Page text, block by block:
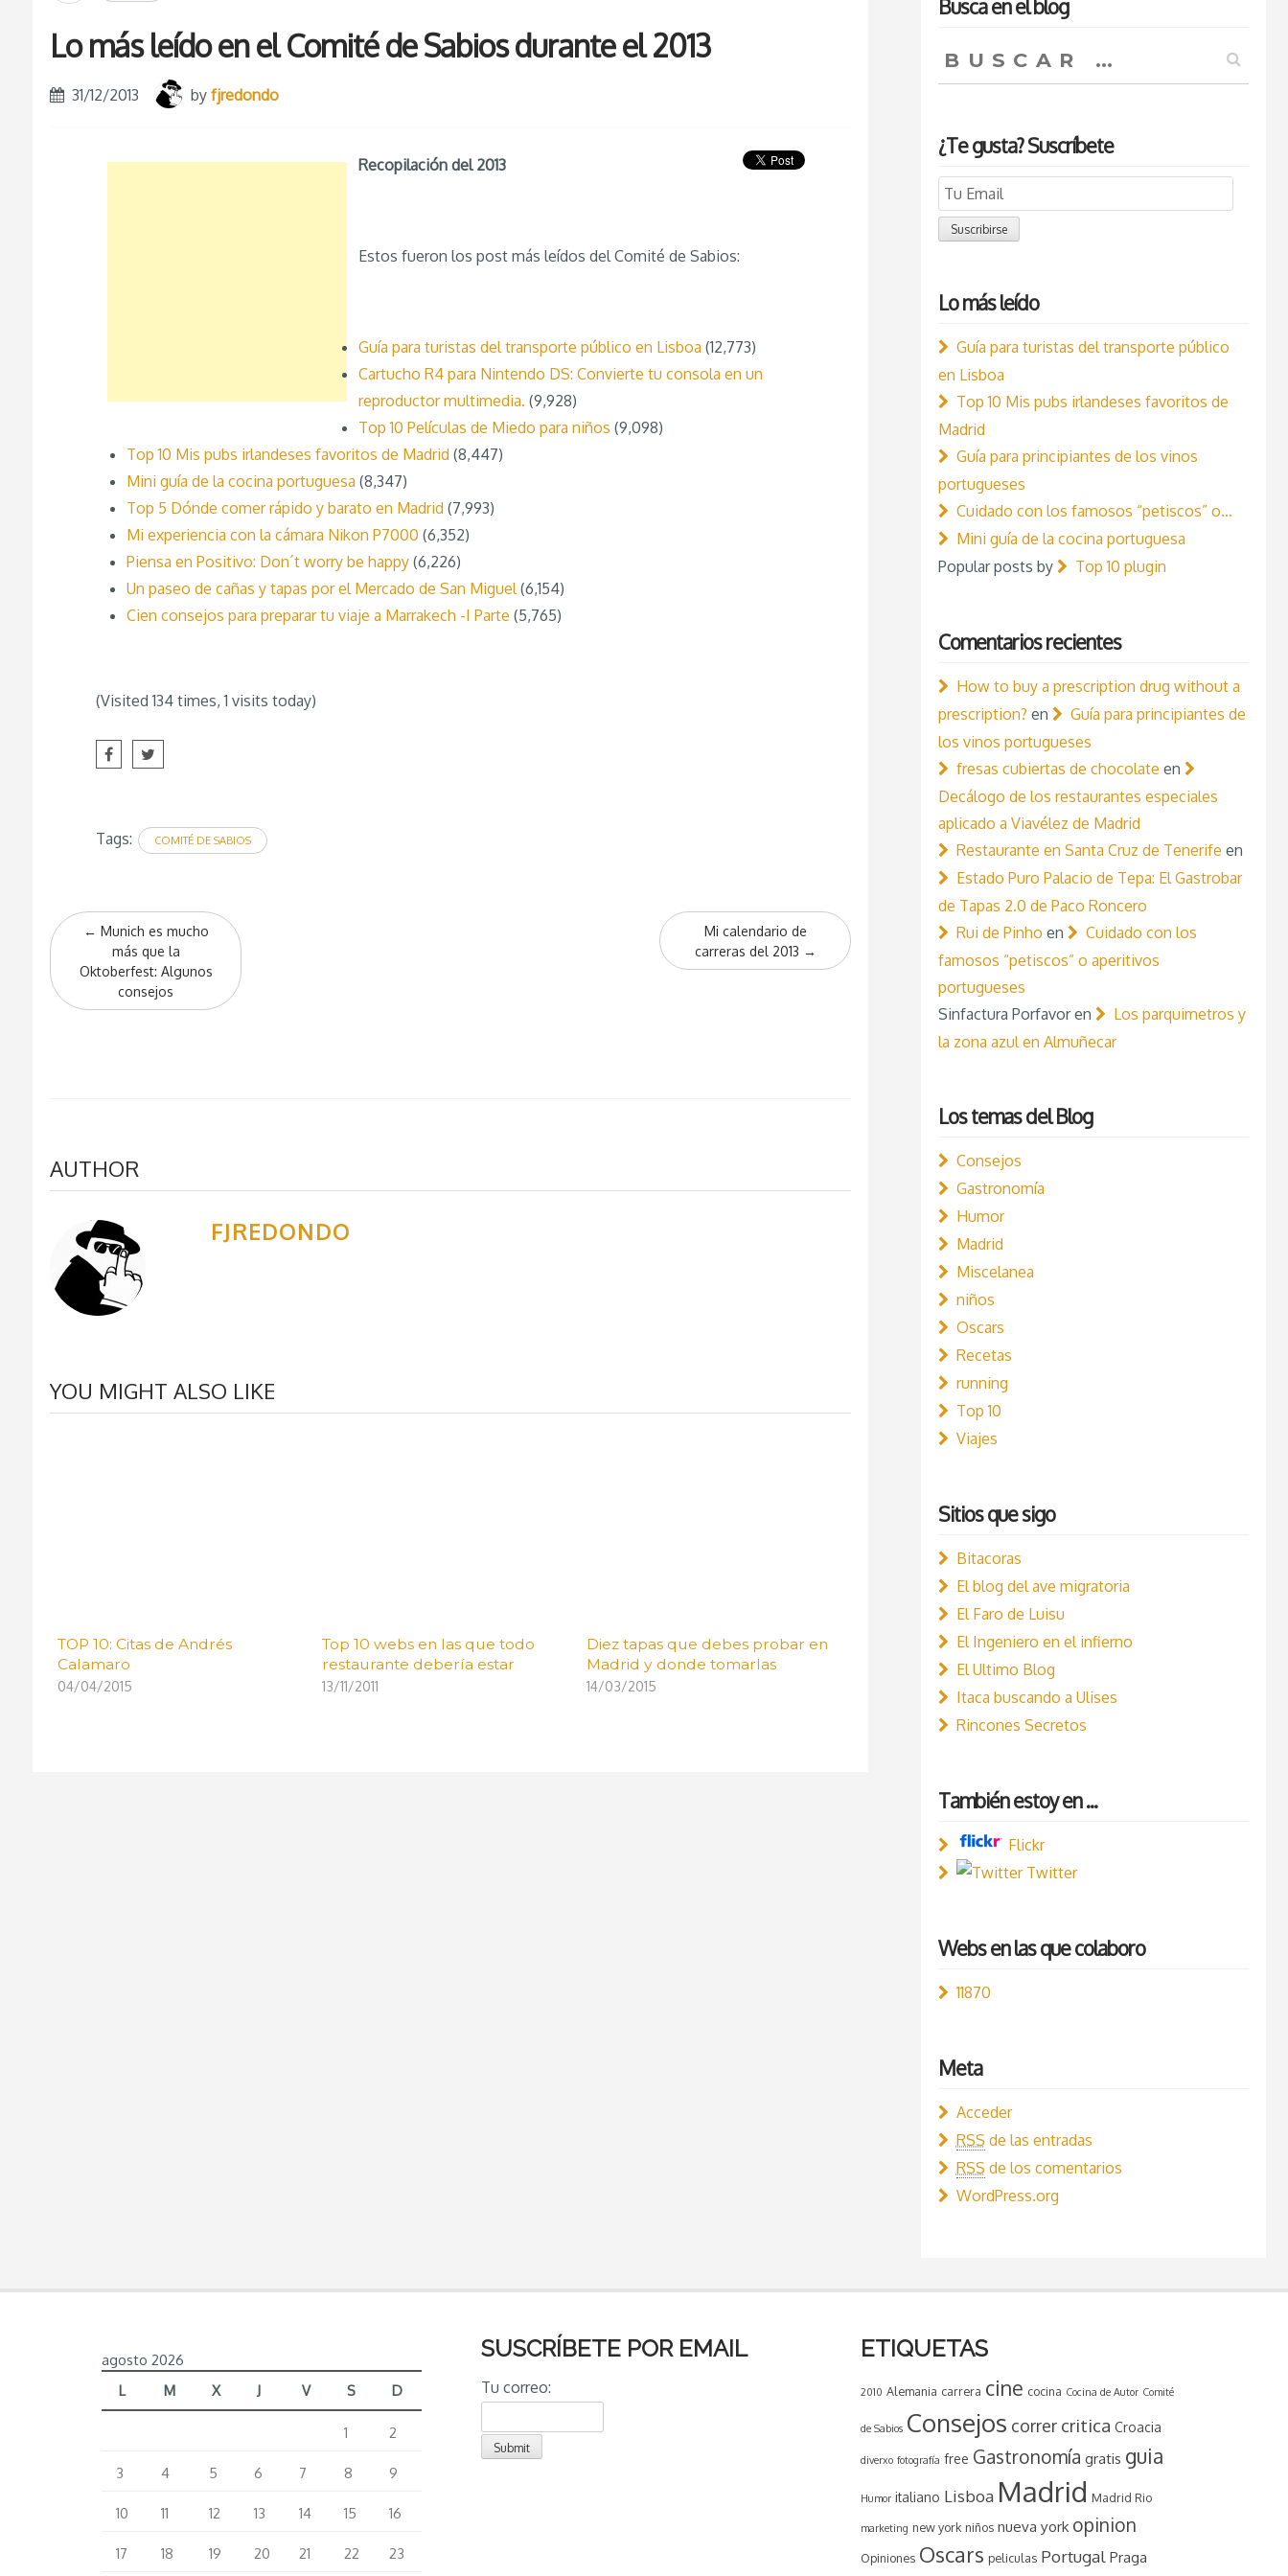
Lo más leído en el Comité de Sabios durante el 2013
31/12/2013 byfjredondo
Recopilación del 2013
Estos fueron los post más leídos del Comité de Sabios:
Guía para turistas del transporte público en Lisboa (12,773)
Cartucho R4 para Nintendo DS: Convierte tu consola en un
reproductor multimedia. (9,928)
Top 10 Películas de Miedo para niños (9,098)
Top 10 Mis pubs irlandeses favoritos de Madrid (8,447)
Mini guía de la cocina portuguesa (8,347)
Top 5 Dónde comer rápido y barato en Madrid (7,993)
Mi experiencia con la cámara Nikon P7000 (6,352)
Piensa en Positivo: Don´t worry be happy (6,226)
Un paseo de cañas y tapas por el Mercado de San Miguel (6,154)
Cien consejos para preparar tu viaje a Marrakech -I Parte (5,765)
(Visited 134 times, 1 visits today)
Tags: COMITÉ DE SABIOS
Post
navigation
← Munich es mucho
más que la
Oktoberfest: Algunos
consejos
Mi calendario de
carreras del 2013 →
AUTHOR
FJREDONDO
YOU MIGHT ALSO LIKE
TOP 10: Citas de Andrés
Calamaro
04/04/2015
Top 10 webs en las que todo
restaurante debería estar
13/11/2011
Diez tapas que debes probar en
Madrid y donde tomarlas
14/03/2015
Busca en el blog
Buscar:
¿Te gusta? Suscríbete
Email
Subscription
Suscribirse
Lo más leído
Guía para turistas del transporte público
en Lisboa
Top 10 Mis pubs irlandeses favoritos de
Madrid
Guía para principiantes de los vinos
portugueses
Cuidado con los famosos “petiscos” o…
Mini guía de la cocina portuguesa
Popular posts by
Top 10 plugin
Comentarios recientes
How to buy a prescription drug without a
prescription? en
Guía para principiantes de
los vinos portugueses
fresas cubiertas de chocolate en
Decálogo de los restaurantes especiales
aplicado a Viavélez de Madrid
Restaurante en Santa Cruz de Tenerife en
Estado Puro Palacio de Tepa: El Gastrobar
de Tapas 2.0 de Paco Roncero
Rui de Pinho en
Cuidado con los
famosos “petiscos” o aperitivos
portugueses
Sinfactura Porfavoren
Los parquimetros y
la zona azul en Almuñecar
Los temas del Blog
Consejos
Gastronomía
Humor
Madrid
Miscelanea
niños
Oscars
Recetas
running
Top 10
Viajes
Sitios que sigo
Bitacoras
El blog del ave migratoria
El Faro de Luisu
El Ingeniero en el infierno
El Ultimo Blog
Itaca buscando a Ulises
Rincones Secretos
También estoy en ...
Flickr
Twitter
Webs en las que colaboro
11870
Meta
Acceder
RSS de las entradas
RSS de los comentarios
WordPress.org
agosto 2026
L
M X J V S D
1 2
3 4 5 6 7 8 9
10 11 12 13 14 15 16
17 18 19 20 21 22 23
SUSCRÍBETE POR EMAIL
Tu correo:
ETIQUETAS
2010 Alemania carrera cine cocina Cocina de Autor Comité
de Sabios Consejos correr critica Croacia
diverxo fotografía free Gastronomía gratis guia
Humor italiano Lisboa Madrid Madrid Rio
marketing new york niños nueva york opinion
Opiniones Oscars peliculas Portugal Praga